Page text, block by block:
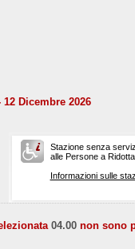
12 Dicembre 2026
Stazione senza
alle Persone a
Informazioni sulle
04.00 non sono